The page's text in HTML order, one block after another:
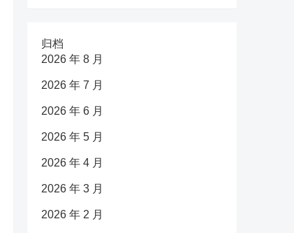
归档
2026 年 8 月
2026 年 7 月
2026 年 6 月
2026 年 5 月
2026 年 4 月
2026 年 3 月
2026 年 2 月